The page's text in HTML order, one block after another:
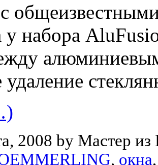
у набора
удаление
2008 by Мастер
, окна